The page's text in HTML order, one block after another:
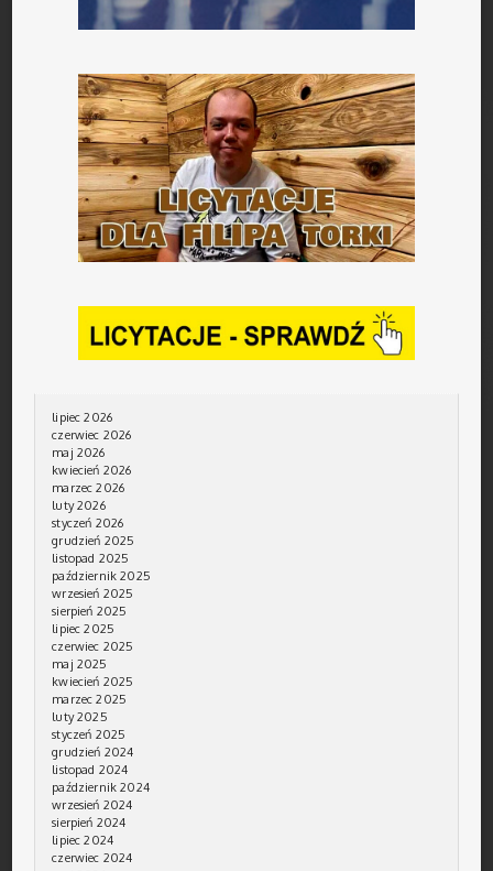
lipiec 2026
czerwiec 2026
maj 2026
kwiecień 2026
marzec 2026
luty 2026
styczeń 2026
grudzień 2025
listopad 2025
październik 2025
wrzesień 2025
sierpień 2025
lipiec 2025
czerwiec 2025
maj 2025
kwiecień 2025
marzec 2025
luty 2025
styczeń 2025
grudzień 2024
listopad 2024
październik 2024
wrzesień 2024
sierpień 2024
lipiec 2024
czerwiec 2024